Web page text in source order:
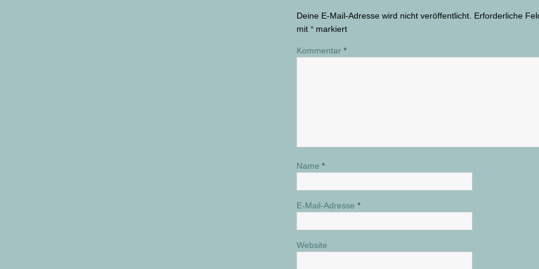
Deine E-Mail-Adresse wird nicht veröffentlicht. Erforderliche
mit * markiert
Kommentar *
Name *
E-Mail-Adresse *
Website